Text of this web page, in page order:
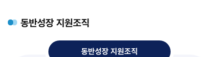
동반성장 지원조직
동반성장 지원조직